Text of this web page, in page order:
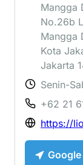
Mangga
No.26b
Mangga
Kota
Jakarta
Senin-
+62 21
https://